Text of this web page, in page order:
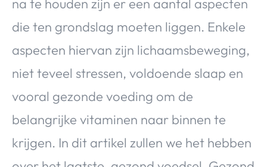
na te houden zijn er een aantal aspecten
die ten grondslag moeten liggen. Enkele
aspecten hiervan zijn lichaamsbeweging,
niet teveel stressen, voldoende slaap en
vooral gezonde voeding om de
belangrijke vitaminen naar binnen te
krijgen. In dit artikel zullen we het hebben